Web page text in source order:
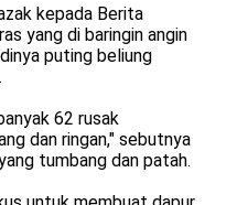
kepada Berita
yang di baringin angin
puting beliung
62 rusak
dan ringan," sebutnya
tumbang dan patah.